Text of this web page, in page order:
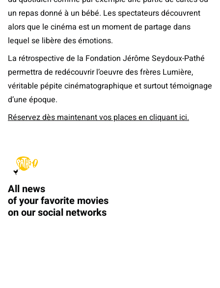
un repas donné à un bébé. Les spectateurs découvrent
alors que le cinéma est un moment de partage dans
lequel se libère des émotions.
La rétrospective de la Fondation Jérôme Seydoux-Pathé
permettra de redécouvrir l’oeuvre des frères Lumière,
véritable pépite cinématographique et surtout témoignage
d’une époque.
Réservez dès maintenant vos places en cliquant ici.
All news
of your favorite movies
on our social networks